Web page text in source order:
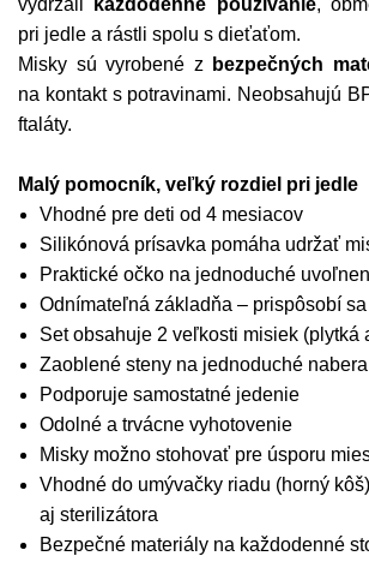
vydržali
každodenné používanie,
pri jedle a rástli spolu s dieťaťom.
Misky sú vyrobené z
bezpečných
na kontakt s potravinami. Neobsahujú
ftaláty.
Malý pomocník, veľký rozdiel pri jedle
Vhodné pre deti od 4 mesiacov
Silikónová prísavka pomáha udržať
Praktické očko na jednoduché
Odnímateľná základňa – prispôsobí
Set obsahuje 2 veľkosti misiek (plytká
Zaoblené steny na jednoduché
Podporuje samostatné jedenie
Odolné a trvácne vyhotovenie
Misky možno stohovať pre úsporu
Vhodné do umývačky riadu (horný
aj sterilizátora
Bezpečné materiály na každodenné